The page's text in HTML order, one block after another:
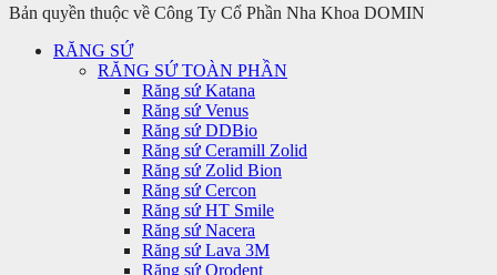
Bản quyền thuộc về Công Ty Cổ Phần Nha Khoa DOMIN
RĂNG SỨ
RĂNG SỨ TOÀN PHẦN
Răng sứ Katana
Răng sứ Venus
Răng sứ DDBio
Răng sứ Ceramill Zolid
Răng sứ Zolid Bion
Răng sứ Cercon
Răng sứ HT Smile
Răng sứ Nacera
Răng sứ Lava 3M
Răng sứ Orodent